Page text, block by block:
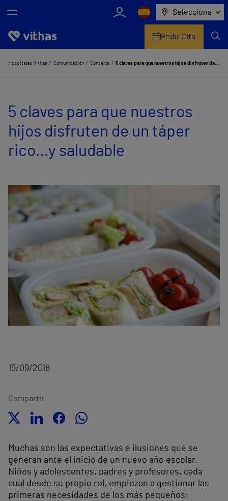
Selecciona
Nosotros
Servicios de salud
Equipo médico y asistencial
Información útil
Comunicación
Pedir Cita
Hospitales Vithas Comunicación Consejos 5 claves para que nuestros hijos disfruten de un táper rico…y saludable
5 claves para que nuestros
hijos disfruten de un táper
rico…y saludable
19/09/2018
Compartir
Muchas son las expectativas e ilusiones que se
generan ante el inicio de un nuevo año escolar.
Niños y adolescentes, padres y profesores, cada
cual desde su propio rol, empiezan a gestionar las
primeras necesidades de los más pequeños: